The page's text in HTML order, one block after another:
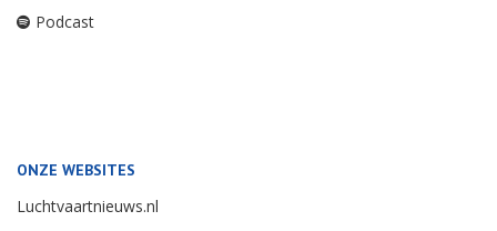
Podcast
ONZE WEBSITES
Luchtvaartnieuws.nl